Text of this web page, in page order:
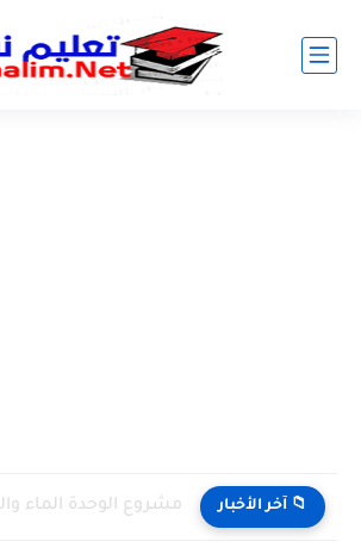
📁 آخر الأخبار